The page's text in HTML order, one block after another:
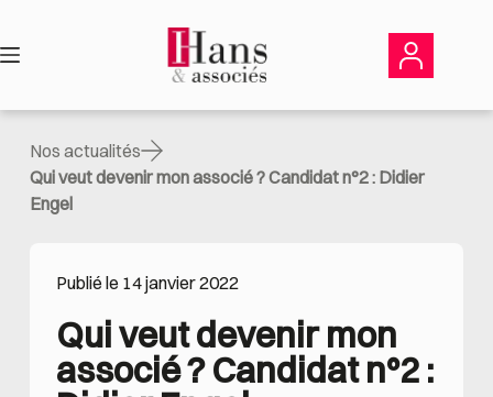
contenu
Nos actualités
Qui veut devenir mon associé ? Candidat n°2 : Didier
Engel
Publié le 14 janvier 2022
Qui veut devenir mon
associé ? Candidat n°2 :